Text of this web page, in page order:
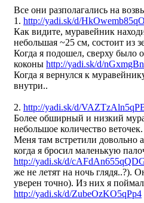
Все они разполагались на
1. http://yadi.sk/d/
Как видите, муравейник
небольшая ~25 см, состоит из
Когда я подошел, сверху было
коконы http://yadi.sk/d/
Когда я вернулся к
внутри..
2. http://yadi.sk/d/
Более обширный и низкий
небольшое количество
Меня там встретили довольно
когда я бросил маленькую
http://yadi.sk/d/
же не летят на ночь глядя..?).
уверен точно). Из них я
http://yadi.sk/d/ZubeOzKO5qPp4